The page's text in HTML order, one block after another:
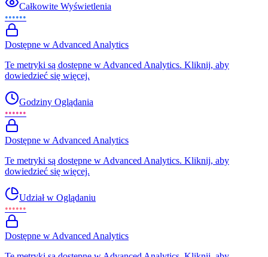
Całkowite Wyświetlenia
••••••
Dostępne w Advanced Analytics
Te metryki są dostępne w Advanced Analytics. Kliknij, aby
dowiedzieć się więcej.
Godziny Oglądania
••••••
Dostępne w Advanced Analytics
Te metryki są dostępne w Advanced Analytics. Kliknij, aby
dowiedzieć się więcej.
Udział w Oglądaniu
••••••
Dostępne w Advanced Analytics